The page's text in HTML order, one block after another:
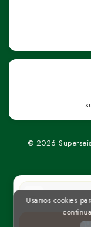
© 2026
Usamos cookies